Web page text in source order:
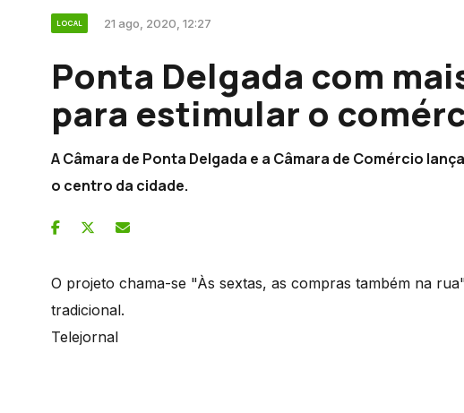
LOCAL 21 ago, 2020, 12:27
Ponta Delgada com
para estimular o
A Câmara de Ponta Delgada e a Câmara de Comércio
o centro da cidade.
O projeto chama-se "Às sextas, as compras também na
tradicional.
Telejornal